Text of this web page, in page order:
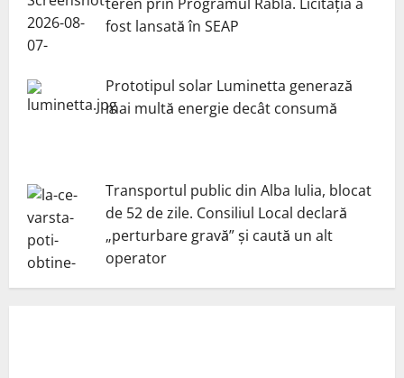
fost lansată în SEAP
Prototipul solar Luminetta generază
mai multă energie decât consumă
Transportul public din Alba Iulia, blocat
de 52 de zile. Consiliul Local declară
„perturbare gravă” și caută un alt
operator